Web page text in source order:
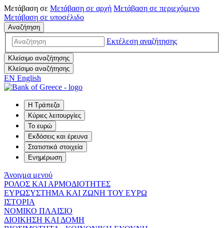
Μετάβαση σε Μετάβαση σε αρχή Μετάβαση σε περιεχόμενο
Μετάβαση σε υποσέλιδο
Αναζήτηση
Εκτέλεση αναζήτησης
Κλείσιμο αναζήτησης
Κλείσιμο αναζήτησης
EN English
Η Τράπεζα
Κύριες λειτουργίες
Το ευρώ
Εκδόσεις και έρευνα
Στατιστικά στοιχεία
Ενημέρωση
Άνοιγμα μενού
ΡΟΛΟΣ ΚΑΙ ΑΡΜΟΔΙΟΤΗΤΕΣ
ΕΥΡΩΣΥΣΤΗΜΑ ΚΑΙ ΖΩΝΗ ΤΟΥ ΕΥΡΩ
ΙΣΤΟΡΙΑ
ΝΟΜΙΚΟ ΠΛΑΙΣΙΟ
ΔΙΟΙΚΗΣΗ ΚΑΙ ΔΟΜΗ